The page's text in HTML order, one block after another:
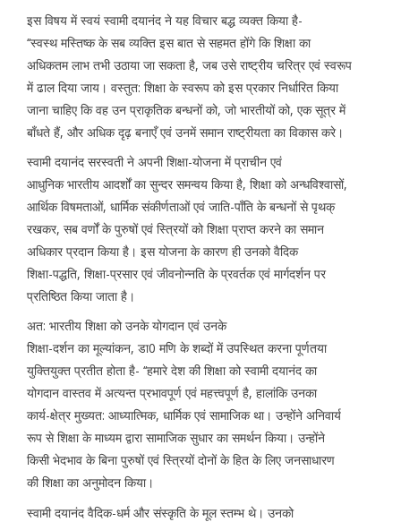
इस विषय में स्वयं स्वामी दयानंद ने यह विचार बद्ध व्यक्त किया है-
‘‘स्वस्थ मस्तिष्क के सब व्यक्ति इस बात से सहमत होंगे कि शिक्षा का
अधिकतम लाभ तभी उठाया जा सकता है, जब उसे राष्ट्रीय चरित्र एवं स्वरूप
में ढाल दिया जाय। वस्तुत: शिक्षा के स्वरूप को इस प्रकार निर्धारित किया
जाना चाहिए कि वह उन प्राकृतिक बन्धनों को, जो भारतीयों को, एक सूत्र में
बाँधते हैं, और अधिक दृढ़ बनाएँ एवं उनमें समान राष्ट्रीयता का विकास करे।
स्वामी दयानंद सरस्वती ने अपनी शिक्षा-योजना में प्राचीन एवं
आधुनिक भारतीय आदर्शों का सुन्दर समन्वय किया है, शिक्षा को अन्धविश्वासों,
आर्थिक विषमताओं, धार्मिक संकीर्णताओं एवं जाति-पाँति के बन्धनों से पृथक्
रखकर, सब वर्णों के पुरुषों एवं स्त्रियों को शिक्षा प्राप्त करने का समान
अधिकार प्रदान किया है। इस योजना के कारण ही उनको वैदिक
शिक्षा-पद्धति, शिक्षा-प्रसार एवं जीवनोन्नति के प्रवर्तक एवं मार्गदर्शन पर
प्रतिष्ठित किया जाता है।
अत: भारतीय शिक्षा को उनके योगदान एवं उनके
शिक्षा-दर्शन का मूल्यांकन, डा0 मणि के शब्दों में उपस्थित करना पूर्णतया
युक्तियुक्त प्रतीत होता है- ‘‘हमारे देश की शिक्षा को स्वामी दयानंद का
योगदान वास्तव में अत्यन्त प्रभावपूर्ण एवं महत्त्वपूर्ण है, हालांकि उनका
कार्य-क्षेत्र मुख्यत: आध्यात्मिक, धार्मिक एवं सामाजिक था। उन्होंने अनिवार्य
रूप से शिक्षा के माध्यम द्वारा सामाजिक सुधार का समर्थन किया। उन्होंने
किसी भेदभाव के बिना पुरुषों एवं स्त्रियों दोनों के हित के लिए जनसाधारण
की शिक्षा का अनुमोदन किया।
स्वामी दयानंद वैदिक-धर्म और संस्कृति के मूल स्तम्भ थे। उनको